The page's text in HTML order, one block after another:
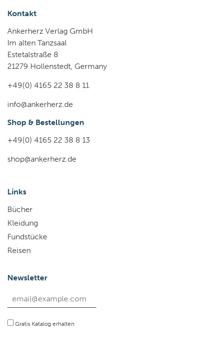
Kontakt
Ankerherz Verlag GmbH
Im alten Tanzsaal
Estetalstraße 8
21279 Hollenstedt, Germany
+49(0) 4165 22 38 8 11
info@ankerherz.de
Shop & Bestellungen
+49(0) 4165 22 38 8 13
shop@ankerherz.de
Links
Bücher
Kleidung
Fundstücke
Reisen
Newsletter
Gratis Katalog erhalten